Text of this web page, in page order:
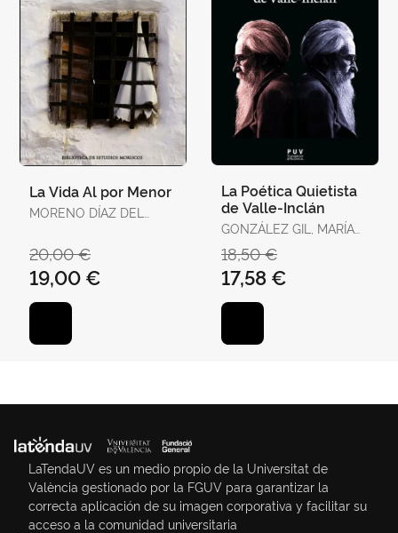
La Vida Al por Menor
MORENO DÍAZ DEL
20,00 €
19,00 €
La Poética Quietista
de Valle-Inclán
GONZÁLEZ GIL, MARÍA
18,50 €
17,58 €
LaTendaUV es un medio propio de la Universitat de
València gestionado por la FGUV para garantizar la
correcta aplicación de su imagen corporativa y facilitar su
acceso a la comunidad universitaria